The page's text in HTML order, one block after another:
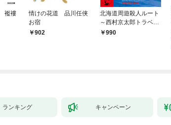
襤褸
情けの花道 品川任侠
お宿
902
北海道周遊殺人ルート
～西村京太郎トラベル
ミステリー・セレクシ
990
ランキング キャンペーン